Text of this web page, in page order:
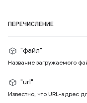
ПЕРЕЧИСЛЕНИЕ
"файл"
Название загружаемого
"url"
Известно, что URL-адрес